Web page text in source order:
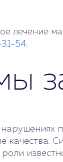
лечение
54.
качества.